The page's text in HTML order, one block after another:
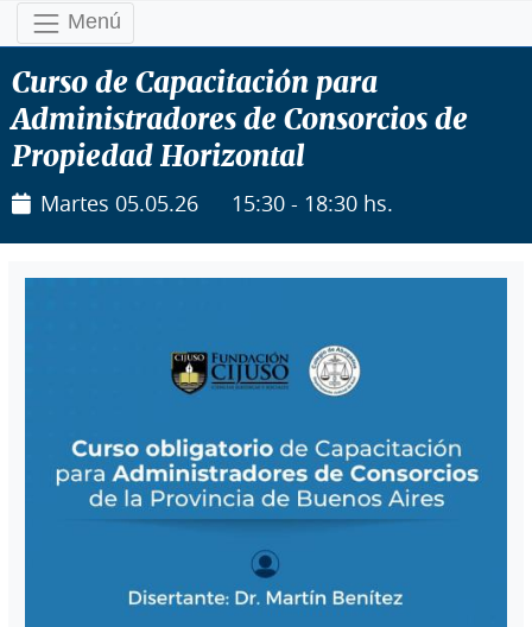
Menú
Curso de Capacitación para
Administradores de Consorcios de
Propiedad Horizontal
Martes 05.05.26 15:30 - 18:30 hs.